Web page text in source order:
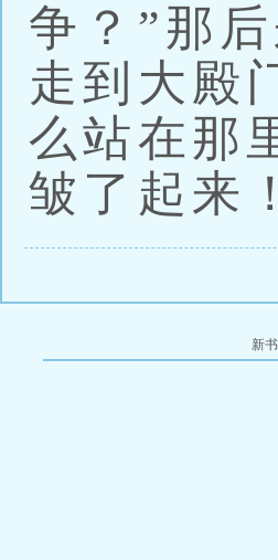
争？”那
走到大殿
么站在那
皱了起来！
新